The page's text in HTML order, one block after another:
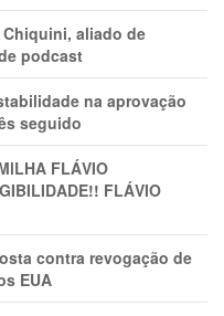
Chiquini, aliado de
podcast
na aprovação
seguido
FLÁVIO
FLÁVIO
contra revogação de
EUA